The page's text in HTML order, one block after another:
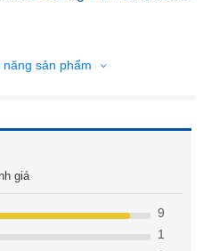
sản phẩm
giá
1
9